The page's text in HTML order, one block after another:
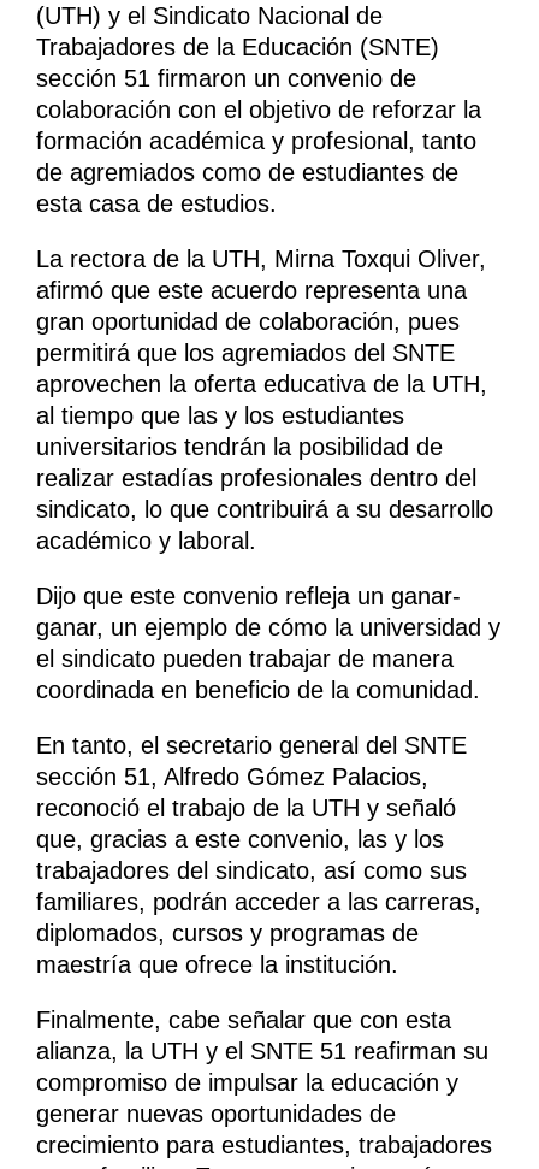
(UTH) y el Sindicato Nacional de
Trabajadores de la Educación (SNTE)
sección 51 firmaron un convenio de
colaboración con el objetivo de reforzar la
formación académica y profesional, tanto
de agremiados como de estudiantes de
esta casa de estudios.
La rectora de la UTH, Mirna Toxqui Oliver,
afirmó que este acuerdo representa una
gran oportunidad de colaboración, pues
permitirá que los agremiados del SNTE
aprovechen la oferta educativa de la UTH,
al tiempo que las y los estudiantes
universitarios tendrán la posibilidad de
realizar estadías profesionales dentro del
sindicato, lo que contribuirá a su desarrollo
académico y laboral.
Dijo que este convenio refleja un ganar-
ganar, un ejemplo de cómo la universidad y
el sindicato pueden trabajar de manera
coordinada en beneficio de la comunidad.
En tanto, el secretario general del SNTE
sección 51, Alfredo Gómez Palacios,
reconoció el trabajo de la UTH y señaló
que, gracias a este convenio, las y los
trabajadores del sindicato, así como sus
familiares, podrán acceder a las carreras,
diplomados, cursos y programas de
maestría que ofrece la institución.
Finalmente, cabe señalar que con esta
alianza, la UTH y el SNTE 51 reafirman su
compromiso de impulsar la educación y
generar nuevas oportunidades de
crecimiento para estudiantes, trabajadores